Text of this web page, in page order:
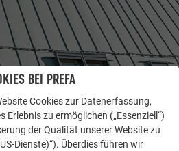
BEI PREFA
Cookies zur Datenerfassung,
Erlebnis zu ermöglichen („Essenziell“)
der Qualität unserer Website zu
Dienste)“). Überdies führen wir